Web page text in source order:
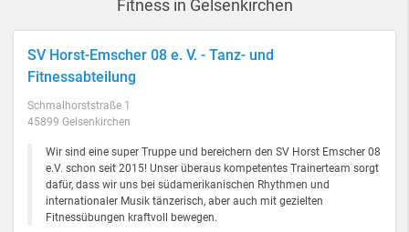
Fitness in Gelsenkirchen
SV Horst-Emscher 08 e. V. - Tanz- und
Fitnessabteilung
Schmalhorststraße 1
45899 Gelsenkirchen
Wir sind eine super Truppe und bereichern den SV Horst Emscher 08
e.V. schon seit 2015! Unser überaus kompetentes Trainerteam sorgt
dafür, dass wir uns bei südamerikanischen Rhythmen und
internationaler Musik tänzerisch, aber auch mit gezielten
Fitnessübungen kraftvoll bewegen.